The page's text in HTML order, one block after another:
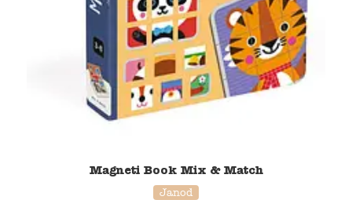
Magneti Book Mix & Match
Janod